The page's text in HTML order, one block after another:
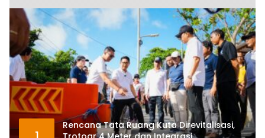
Rencana Tata Ruang Kuta Direvitalisasi,